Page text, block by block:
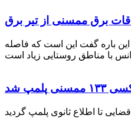
برق ممسنی از تیر برق
باره گفت این است که فاصله
ممسنی پلمپ شد